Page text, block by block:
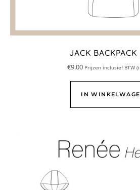
JACK BACKPACK
€9.00 Prijzen inclusief BTW
IN